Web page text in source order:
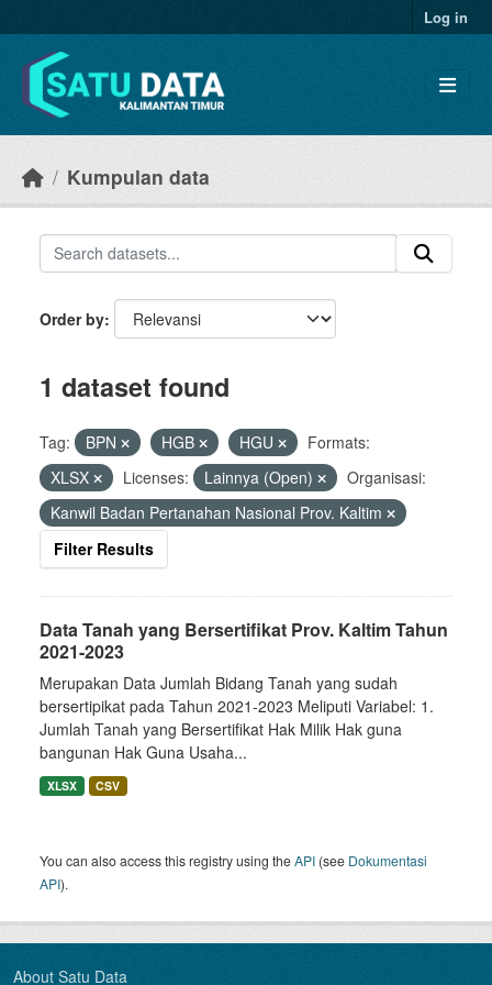
Log in
Kumpulan data
Order by
1 dataset found
Tag: BPN HGB HGU
Formats:
XLSX
Licenses: Lainnya (Open)
Organisasi:
Kanwil Badan Pertanahan Nasional Prov. Kaltim
Filter Results
Data Tanah yang Bersertifikat Prov. Kaltim Tahun
2021-2023
Merupakan Data Jumlah Bidang Tanah yang sudah
bersertipikat pada Tahun 2021-2023 Meliputi Variabel: 1.
Jumlah Tanah yang Bersertifikat Hak Milik Hak guna
bangunan Hak Guna Usaha...
XLSX CSV
You can also access this registry using theAPI (see Dokumentasi
API).
About Satu Data